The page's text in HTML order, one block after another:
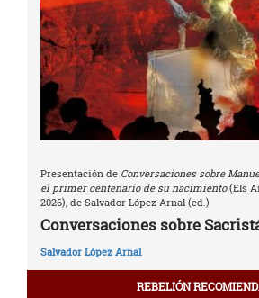
Presentación de Conversaciones sobre
el primer centenario de su nacimiento(Els
2026), de Salvador López Arnal (ed.)
Conversaciones sobre
Salvador López Arnal
REBELIÓN